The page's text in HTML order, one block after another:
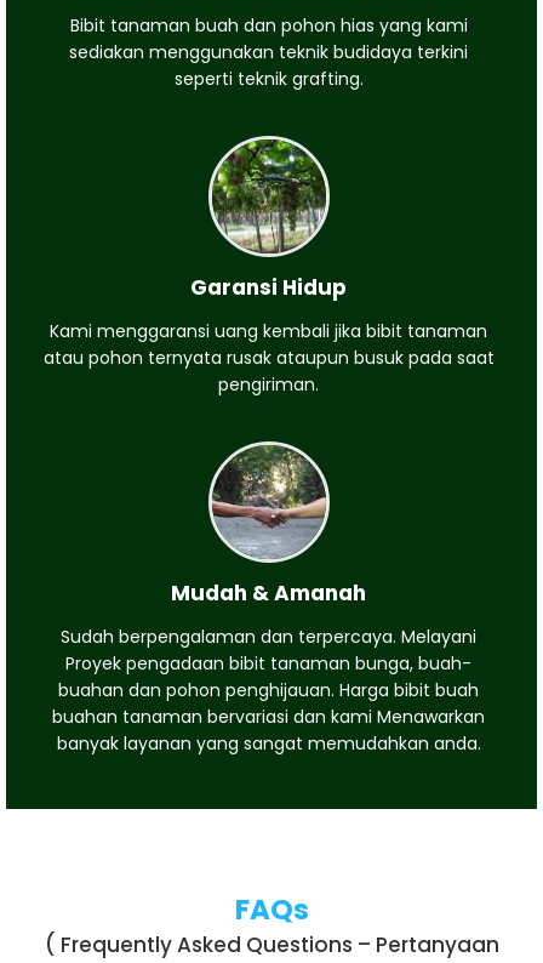
Bibit tanaman buah dan pohon hias yang kami
sediakan menggunakan teknik budidaya terkini
seperti teknik grafting.
Garansi Hidup
Kami menggaransi uang kembali jika bibit tanaman
atau pohon ternyata rusak ataupun busuk pada saat
pengiriman.
Mudah & Amanah
Sudah berpengalaman dan terpercaya. Melayani
Proyek pengadaan bibit tanaman bunga, buah-
buahan dan pohon penghijauan. Harga bibit buah
buahan tanaman bervariasi dan kami Menawarkan
banyak layanan yang sangat memudahkan anda.
FAQs
( Frequently Asked Questions – Pertanyaan